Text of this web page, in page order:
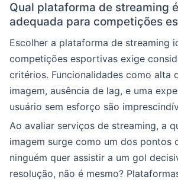
Qual plataforma de streaming
adequada para competições
Escolher a plataforma de streaming
competições esportivas exige
critérios. Funcionalidades como alta
imagem, ausência de lag, e uma
usuário sem esforço são
Ao avaliar serviços de streaming, a
imagem surge como um dos pontos
ninguém quer assistir a um gol
resolução, não é mesmo?